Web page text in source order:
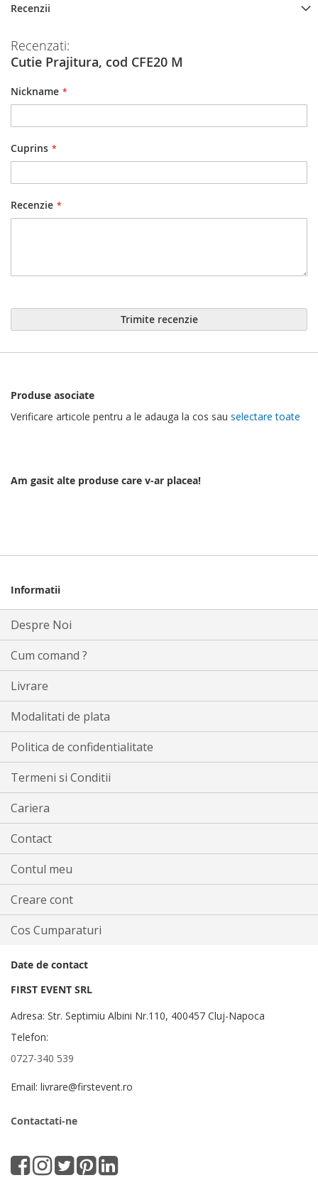
Recenzii
Recenzati:
Cutie Prajitura, cod CFE20 M
Nickname
Cuprins
Recenzie
Trimite recenzie
Produse asociate
Verificare articole pentru a le adauga la cos sau selectare toate
Am gasit alte produse care v-ar placea!
Informatii
Despre Noi
Cum comand ?
Livrare
Modalitati de plata
Politica de confidentialitate
Termeni si Conditii
Cariera
Contact
Contul meu
Creare cont
Cos Cumparaturi
Date de contact
FIRST EVENT SRL
Adresa: Str. Septimiu Albini Nr.110, 400457 Cluj-Napoca
Telefon:
0727-340 539
Email: livrare@firstevent.ro
Contactati-ne